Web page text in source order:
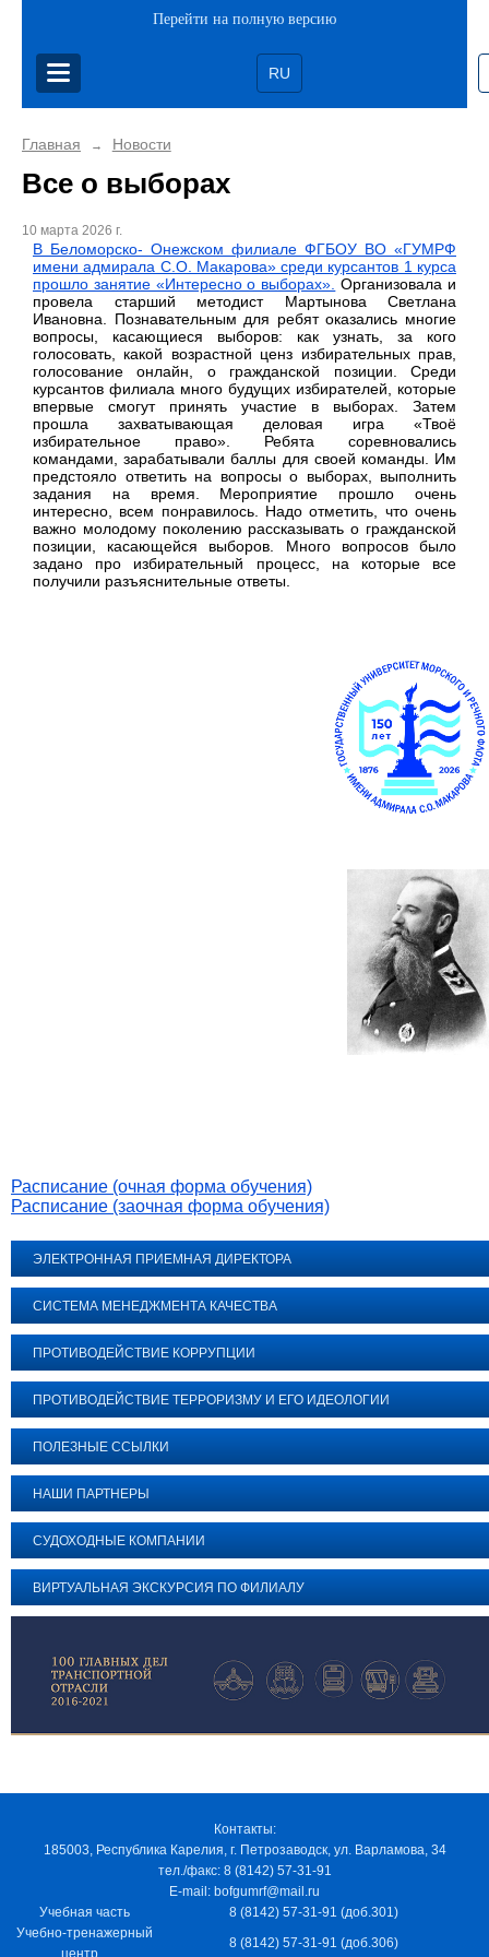
Перейти на полную версию
RU
Главная → Новости
Все о выборах
10 марта 2026 г.
В Беломорско- Онежском филиале ФГБОУ ВО «ГУМРФ
имени адмирала С.О. Макарова» среди курсантов 1 курса
прошло занятие «Интересно о выборах». Организовала и
провела старший методист Мартынова Светлана
Ивановна. Познавательным для ребят оказались многие
вопросы, касающиеся выборов: как узнать, за кого
голосовать, какой возрастной ценз избирательных прав,
голосование онлайн, о гражданской позиции. Среди
курсантов филиала много будущих избирателей, которые
впервые смогут принять участие в выборах. Затем
прошла захватывающая деловая игра «Твоё
избирательное право». Ребята соревновались
командами, зарабатывали баллы для своей команды. Им
предстояло ответить на вопросы о выборах, выполнить
задания на время. Мероприятие прошло очень
интересно, всем понравилось. Надо отметить, что очень
важно молодому поколению рассказывать о гражданской
позиции, касающейся выборов. Много вопросов было
задано про избирательный процесс, на которые все
получили разъяснительные ответы.
Расписание (очная форма обучения)
Расписание (заочная форма обучения)
ЭЛЕКТРОННАЯ ПРИЕМНАЯ ДИРЕКТОРА
СИСТЕМА МЕНЕДЖМЕНТА КАЧЕСТВА
ПРОТИВОДЕЙСТВИЕ КОРРУПЦИИ
ПРОТИВОДЕЙСТВИЕ ТЕРРОРИЗМУ И ЕГО ИДЕОЛОГИИ
ПОЛЕЗНЫЕ ССЫЛКИ
НАШИ ПАРТНЕРЫ
СУДОХОДНЫЕ КОМПАНИИ
ВИРТУАЛЬНАЯ ЭКСКУРСИЯ ПО ФИЛИАЛУ
Контакты:
185003, Республика Карелия, г. Петрозаводск, ул. Варламова, 34
тел./факс: 8 (8142) 57-31-91
E-mail: bofgumrf@mail.ru
Учебная часть
8 (8142) 57-31-91 (доб.301)
Учебно-тренажерный
8 (8142) 57-31-91 (доб.306)